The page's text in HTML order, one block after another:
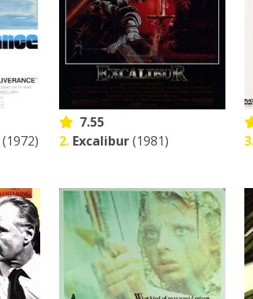
(1972)
7.55
2. Excalibur(1981)